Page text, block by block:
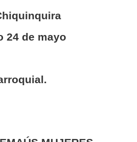
24 de mayo